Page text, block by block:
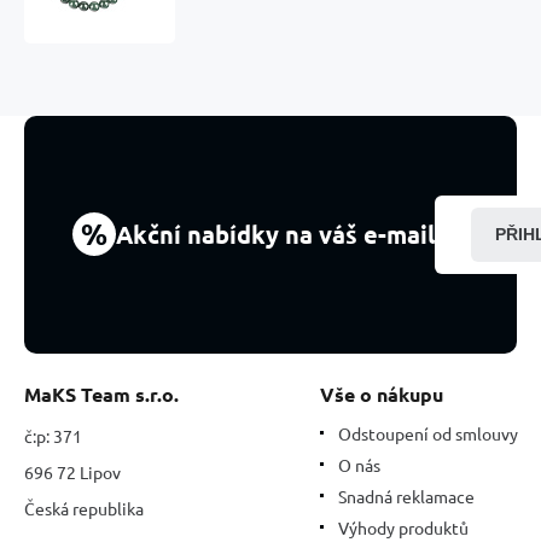
8
-
17cm,
% Akční nabídky na váš e-mail
MaKS Team s.r.o.
č:p: 371
696 72 Lipov
Česká republika
Vše o nákupu
Odstoupení od smlouvy
O nás
Snadná reklamace
Výhody produktů